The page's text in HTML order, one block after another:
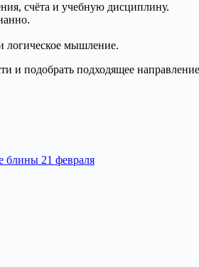
счёта и учебную дисциплину.
мышление.
и подобрать подходящее
21 февраля